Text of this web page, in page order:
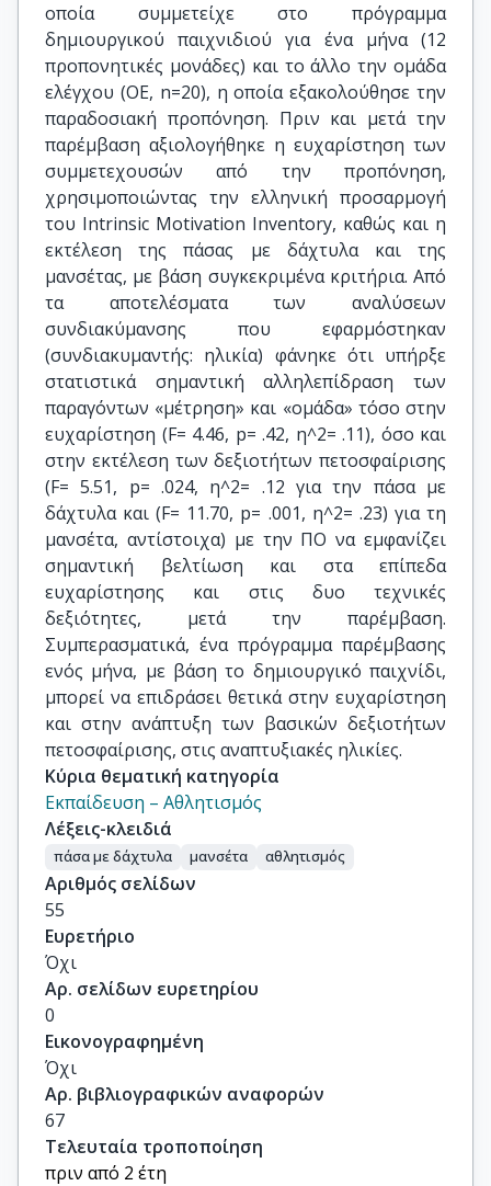
οποία συμμετείχε στο πρόγραμμα
δημιουργικού παιχνιδιού για ένα μήνα (12
προπονητικές μονάδες) και το άλλο την ομάδα
ελέγχου (ΟΕ, n=20), η οποία εξακολούθησε την
παραδοσιακή προπόνηση. Πριν και μετά την
παρέμβαση αξιολογήθηκε η ευχαρίστηση των
συμμετεχουσών από την προπόνηση,
χρησιμοποιώντας την ελληνική προσαρμογή
του Intrinsic Motivation Inventory, καθώς και η
εκτέλεση της πάσας με δάχτυλα και της
μανσέτας, με βάση συγκεκριμένα κριτήρια. Από
τα αποτελέσματα των αναλύσεων
συνδιακύμανσης που εφαρμόστηκαν
(συνδιακυμαντής: ηλικία) φάνηκε ότι υπήρξε
στατιστικά σημαντική αλληλεπίδραση των
παραγόντων «μέτρηση» και «ομάδα» τόσο στην
ευχαρίστηση (F= 4.46, p= .42, η^2= .11), όσο και
στην εκτέλεση των δεξιοτήτων πετοσφαίρισης
(F= 5.51, p= .024, η^2= .12 για την πάσα με
δάχτυλα και (F= 11.70, p= .001, η^2= .23) για τη
μανσέτα, αντίστοιχα) με την ΠΟ να εμφανίζει
σημαντική βελτίωση και στα επίπεδα
ευχαρίστησης και στις δυο τεχνικές
δεξιότητες, μετά την παρέμβαση.
Συμπερασματικά, ένα πρόγραμμα παρέμβασης
ενός μήνα, με βάση το δημιουργικό παιχνίδι,
μπορεί να επιδράσει θετικά στην ευχαρίστηση
και στην ανάπτυξη των βασικών δεξιοτήτων
πετοσφαίρισης, στις αναπτυξιακές ηλικίες.
Κύρια θεματική κατηγορία
Εκπαίδευση – Αθλητισμός
Λέξεις-κλειδιά
πάσα με δάχτυλα μανσέτα αθλητισμός
Αριθμός σελίδων
55
Ευρετήριο
Όχι
Αρ. σελίδων ευρετηρίου
0
Εικονογραφημένη
Όχι
Αρ. βιβλιογραφικών αναφορών
67
Τελευταία τροποποίηση
πριν από 2 έτη